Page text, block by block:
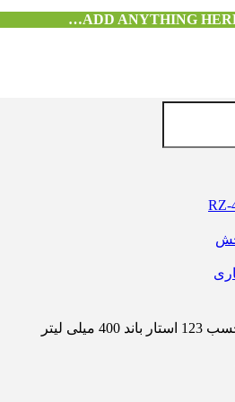
ADD ANYTHING
باند 400 میلی لیتر